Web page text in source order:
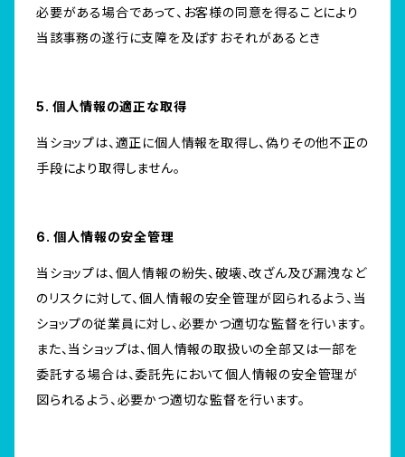
必要がある場合であって、お客様の同意を得ることにより
当該事務の遂行に支障を及ぼすおそれがあるとき
5. 個人情報の適正な取得
当ショップは、適正に個人情報を取得し、偽りその他不正の
手段により取得しません。
6. 個人情報の安全管理
当ショップは、個人情報の紛失、破壊、改ざん及び漏洩など
のリスクに対して、個人情報の安全管理が図られるよう、当
ショップの従業員に対し、必要かつ適切な監督を行います。
また、当ショップは、個人情報の取扱いの全部又は一部を
委託する場合は、委託先において個人情報の安全管理が
図られるよう、必要かつ適切な監督を行います。